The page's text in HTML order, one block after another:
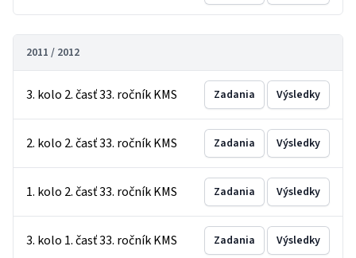
2011 / 2012
3. kolo 2. časť 33. ročník KMS Zadania Výsledky
2. kolo 2. časť 33. ročník KMS Zadania Výsledky
1. kolo 2. časť 33. ročník KMS Zadania Výsledky
3. kolo 1. časť 33. ročník KMS Zadania Výsledky